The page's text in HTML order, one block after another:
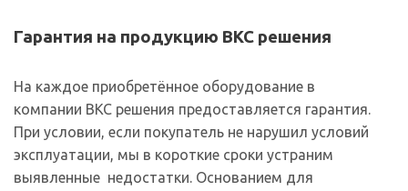
Гарантия на продукцию ВКС решения
На каждое приобретённое оборудование в
компании ВКС решения предоставляется гарантия.
При условии, если покупатель не нарушил условий
эксплуатации, мы в короткие сроки устраним
выявленные недостатки. Основанием для